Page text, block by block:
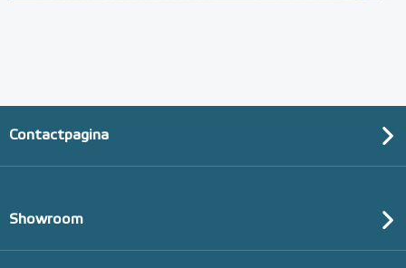
Contactpagina
Showroom